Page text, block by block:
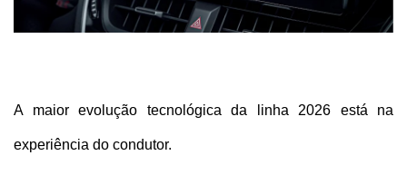
A maior evolução tecnológica da linha 2026 está na
experiência do condutor.